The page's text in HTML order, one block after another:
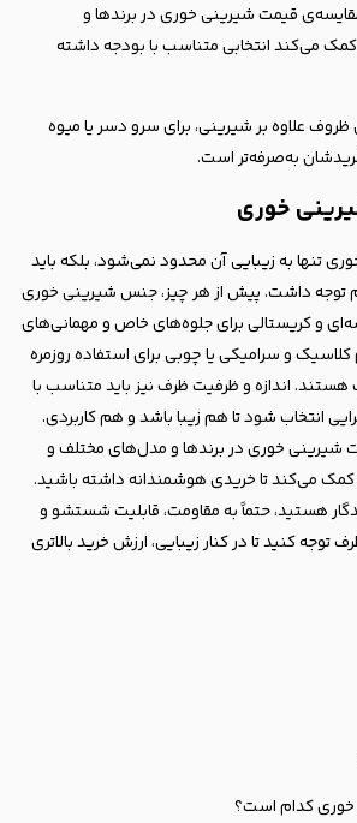
قیمت شیرینی خوری در برندها و
می‌کند انتخابی متناسب با بودجه داشته
ظروف علاوه بر شیرینی، برای سرو دسر یا میوه
به‌صرفه‌تر است.
خوری
تنها به زیبایی آن محدود نمی‌شود، بلکه باید
توجه داشت. پیش از هر چیز، جنس شیرینی خوری
و کریستالی برای جلوه‌های خاص و مهمانی‌های
و سرامیکی یا چوبی برای استفاده روزمره
اندازه و ظرفیت ظرف نیز باید متناسب با
انتخاب شود تا هم زیبا باشد و هم کاربردی.
شیرینی خوری در برندها و مدل‌های مختلف و
کمک می‌کند تا خریدی هوشمندانه داشته باشید.
هستید، حتماً به مقاومت، قابلیت شستشو و
کنید تا در کنار زیبایی، ارزش خرید بالاتری